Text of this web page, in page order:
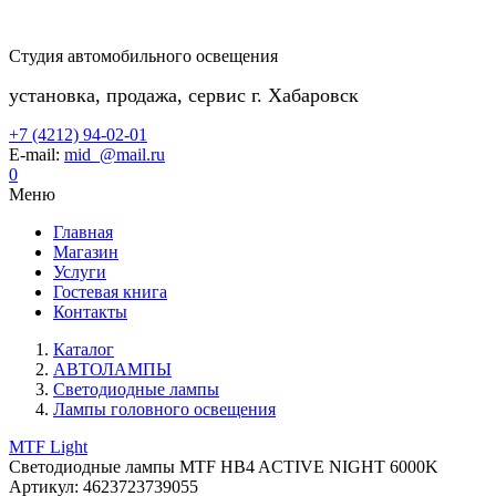
Студия автомобильного освещения
установка, продажа, сервис г. Хабаровск
+7 (4212) 94-02-01
E-mail: mid_@mail.ru
0
Меню
Главная
Магазин
Услуги
Гостевая книга
Контакты
Каталог
АВТОЛАМПЫ
Светодиодные лампы
Лампы головного освещения
MTF Light
Светодиодные лампы MTF HB4 ACTIVE NIGHT 6000K
Артикул: 4623723739055